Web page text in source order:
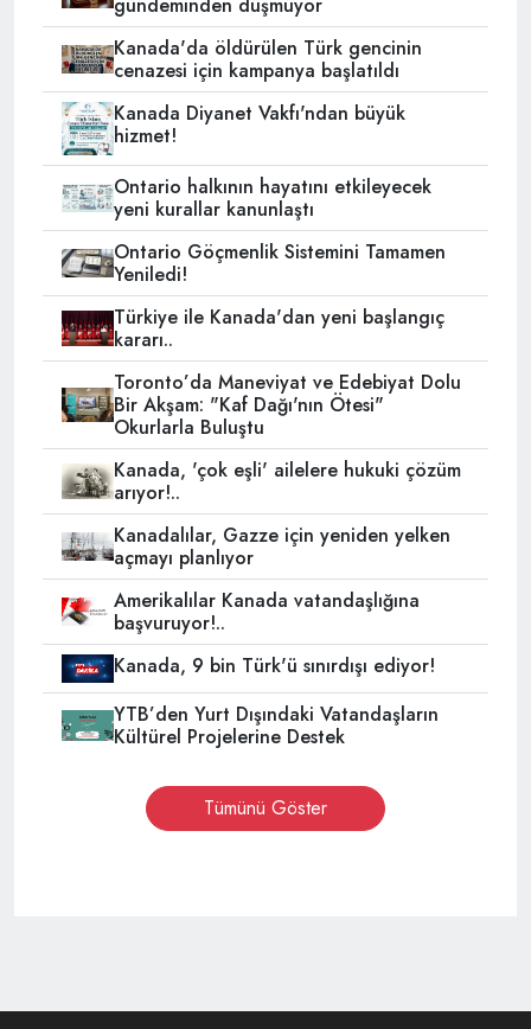
Kanada'da öldürülen Türk gencinin
cenazesi için kampanya başlatıldı
Kanada Diyanet Vakfı'ndan büyük
hizmet!
Ontario halkının hayatını etkileyecek
yeni kurallar kanunlaştı
Ontario Göçmenlik Sistemini Tamamen
Yeniledi!
Türkiye ile Kanada'dan yeni başlangıç
kararı..
Toronto’da Maneviyat ve Edebiyat Dolu
Bir Akşam: "Kaf Dağı'nın Ötesi"
Okurlarla Buluştu
Kanada, 'çok eşli' ailelere hukuki çözüm
arıyor!..
Kanadalılar, Gazze için yeniden yelken
açmayı planlıyor
Amerikalılar Kanada vatandaşlığına
başvuruyor!..
Kanada, 9 bin Türk'ü sınırdışı ediyor!
YTB’den Yurt Dışındaki Vatandaşların
Kültürel Projelerine Destek
Tümünü Göster